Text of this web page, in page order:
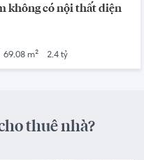
không có nội thất diện
69.08 m² 2.4 tỷ
thuê nhà?